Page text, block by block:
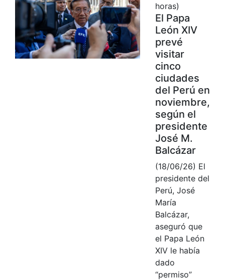
horas)
El Papa
León XIV
prevé
visitar
cinco
ciudades
del Perú en
noviembre,
según el
presidente
José M.
Balcázar
(18/06/26) El
presidente del
Perú, José
María
Balcázar,
aseguró que
el Papa León
XIV le había
dado
“permiso”